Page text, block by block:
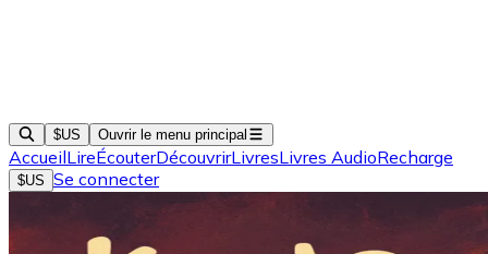
$US Ouvrir le menu principal
AccueilLireÉcouterDécouvrirLivresLivres AudioRecharge
$US Se connecter